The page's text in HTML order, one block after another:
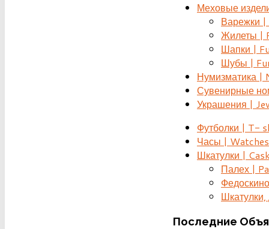
Меховые
Варежки
Жилеты |
Шапки |
Шубы |
Нумизматика |
Сувенирные
Украшения |
Футболки | T-
Часы | Watches
Шкатулки |
Палех |
Последние